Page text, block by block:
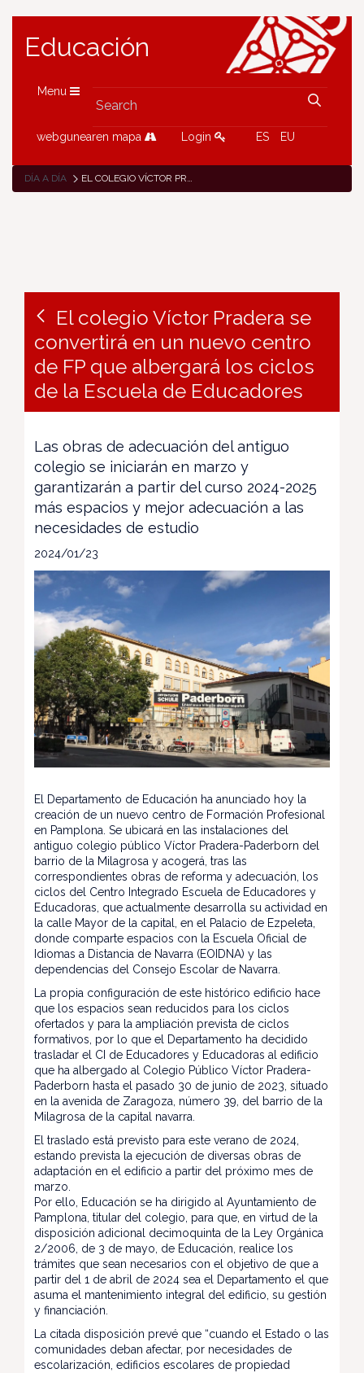
Educación
Menu
webgunearen mapa Login ES EU
DÍA A DÍA EL COLEGIO VÍCTOR PRADERA SE CONVERTIRÁ EN UN NUEVO CENTRO DE FP QUE ALBERGARÁ LOS CICLOS DE LA ESCUELA DE EDUCADORES
El colegio Víctor Pradera se
convertirá en un nuevo centro
de FP que albergará los ciclos
de la Escuela de Educadores
Las obras de adecuación del antiguo
colegio se iniciarán en marzo y
garantizarán a partir del curso 2024-2025
más espacios y mejor adecuación a las
necesidades de estudio
2024/01/23
El Departamento de Educación ha anunciado hoy la
creación de un nuevo centro de Formación Profesional
en Pamplona. Se ubicará en las instalaciones del
antiguo colegio público Víctor Pradera-Paderborn del
barrio de la Milagrosa y acogerá, tras las
correspondientes obras de reforma y adecuación, los
ciclos del Centro Integrado Escuela de Educadores y
Educadoras, que actualmente desarrolla su actividad en
la calle Mayor de la capital, en el Palacio de Ezpeleta,
donde comparte espacios con la Escuela Oficial de
Idiomas a Distancia de Navarra (EOIDNA) y las
dependencias del Consejo Escolar de Navarra.
La propia configuración de este histórico edificio hace
que los espacios sean reducidos para los ciclos
ofertados y para la ampliación prevista de ciclos
formativos, por lo que el Departamento ha decidido
trasladar el CI de Educadores y Educadoras al edificio
que ha albergado al Colegio Público Víctor Pradera-
Paderborn hasta el pasado 30 de junio de 2023, situado
en la avenida de Zaragoza, número 39, del barrio de la
Milagrosa de la capital navarra.
El traslado está previsto para este verano de 2024,
estando prevista la ejecución de diversas obras de
adaptación en el edificio a partir del próximo mes de
marzo.
Por ello, Educación se ha dirigido al Ayuntamiento de
Pamplona, titular del colegio, para que, en virtud de la
disposición adicional decimoquinta de la Ley Orgánica
2/2006, de 3 de mayo, de Educación, realice los
trámites que sean necesarios con el objetivo de que a
partir del 1 de abril de 2024 sea el Departamento el que
asuma el mantenimiento integral del edificio, su gestión
y financiación.
La citada disposición prevé que “cuando el Estado o las
comunidades deban afectar, por necesidades de
escolarización, edificios escolares de propiedad